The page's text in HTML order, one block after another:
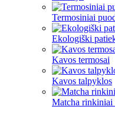
Termosiniai
Ekologiški
Kavos termosai
Kavos talpyklos
Matcha rinkiniai